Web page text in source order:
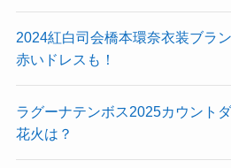
2024紅白司会橋本環奈衣装ブラ
赤いドレスも！
ラグーナテンボス2025カウント
花火は？